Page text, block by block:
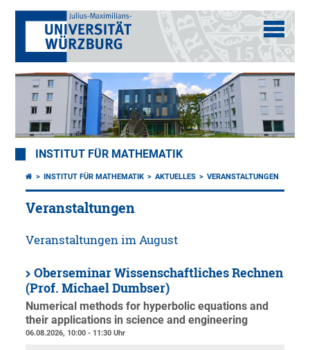
INSTITUT FÜR MATHEMATIK
INSTITUT FÜR MATHEMATIK AKTUELLES VERANSTALTUNGEN
Veranstaltungen
Veranstaltungen im August
Oberseminar Wissenschaftliches Rechnen
(Prof. Michael Dumbser)
Numerical methods for hyperbolic equations and
their applications in science and engineering
06.08.2026, 10:00 - 11:30 Uhr